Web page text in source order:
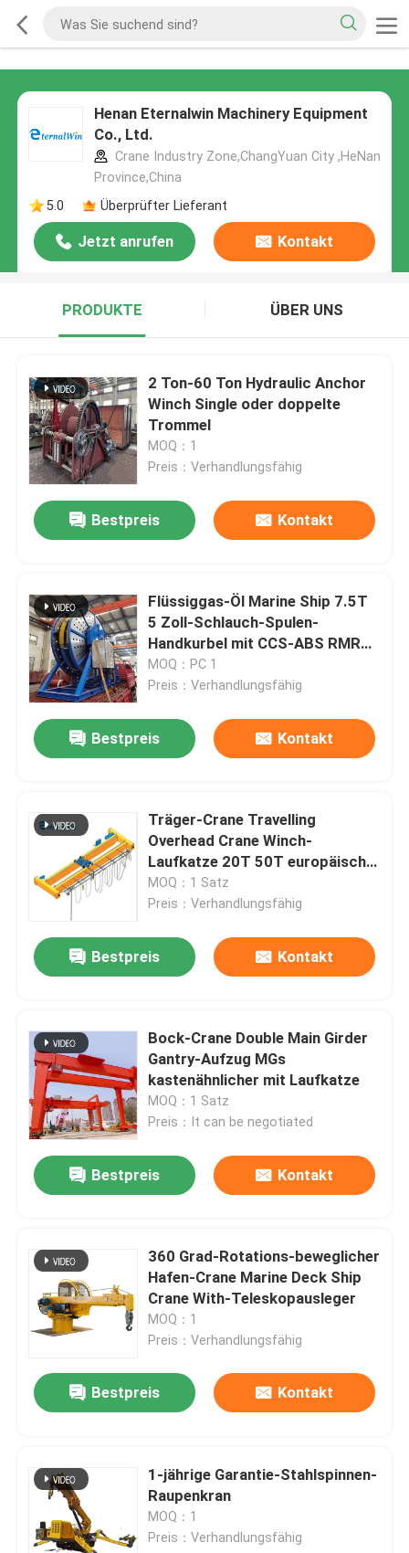
Henan Eternalwin Machinery Equipment
Co., Ltd.
Crane Industry Zone,ChangYuan City ,HeNan
Province,China
5.0
Überprüfter Lieferant
Jetzt anrufen Kontakt
PRODUKTE ÜBER UNS
2 Ton-60 Ton Hydraulic Anchor
Winch Single oder doppelte
Trommel
MOQ：1
Preis：Verhandlungsfähig
Bestpreis Kontakt
Flüssiggas-Öl Marine Ship 7.5T
5 Zoll-Schlauch-Spulen-
Handkurbel mit CCS-ABS RMRS
DNV Zertifikat
MOQ：PC 1
Preis：Verhandlungsfähig
Bestpreis Kontakt
Träger-Crane Travelling
Overhead Crane Winch-
Laufkatze 20T 50T europäische
mobile doppelte
MOQ：1 Satz
Preis：Verhandlungsfähig
Bestpreis Kontakt
Bock-Crane Double Main Girder
Gantry-Aufzug MGs
kastenähnlicher mit Laufkatze
MOQ：1 Satz
Preis：It can be negotiated
Bestpreis Kontakt
360 Grad-Rotations-beweglicher
Hafen-Crane Marine Deck Ship
Crane With-Teleskopausleger
MOQ：1
Preis：Verhandlungsfähig
Bestpreis Kontakt
1-jährige Garantie-Stahlspinnen-
Raupenkran
MOQ：1
Preis：Verhandlungsfähig